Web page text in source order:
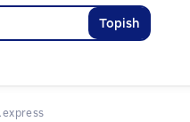
Topish